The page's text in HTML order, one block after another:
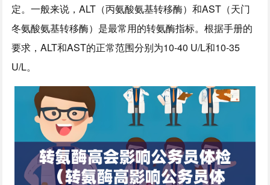
定。一般来说，ALT（丙氨酸氨基转移酶）和AST（天门
冬氨酸氨基转移酶）是最常用的转氨酶指标。根据手册的
要求，ALT和AST的正常范围分别为10-40 U/L和10-35
U/L。